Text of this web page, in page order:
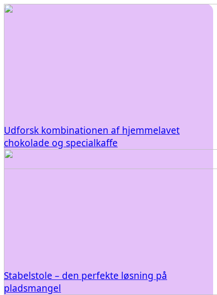
Udforsk kombinationen af hjemmelavet
chokolade og specialkaffe
Stabelstole – den perfekte løsning på
pladsmangel